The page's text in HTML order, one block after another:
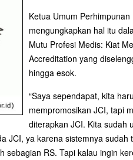
Ketua Umum
mengungkapkan hal itu
Mutu Profesi Medis: Kiat
Accreditation yang
hingga esok.
“Saya sependapat, kita
mempromosikan JCI, tapi
diterapkan JCI. Kita sudah
JCI, ya karena sistemnya
RS. Tapi kalau ingin